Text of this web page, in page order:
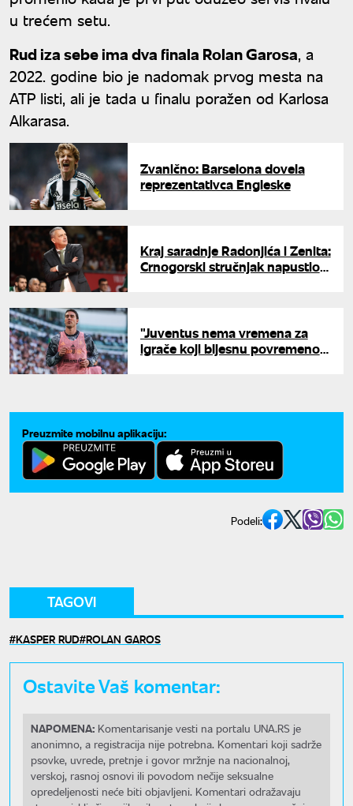
u trećem setu.
Rud iza sebe ima dva finala Rolan Garosa, a
2022. godine bio je nadomak prvog mesta na
ATP listi, ali je tada u finalu poražen od Karlosa
Alkarasa.
Zvanično: Barselona dovela
reprezentativca Engleske
Kraj saradnje Radonjića i Zenita:
Crnogorski stručnjak napustio
"Juventus nema vremena za
igrače koji bljesnu povremeno":
Preuzmite mobilnu aplikaciju:
Podeli:
TAGOVI
KASPER RUD ROLAN GAROS
Ostavite Vaš komentar:
NAPOMENA: Komentarisanje vesti na portalu UNA.RS je
anonimno, a registracija nije potrebna. Komentari koji sadrže
psovke, uvrede, pretnje i govor mržnje na nacionalnoj,
verskoj, rasnoj osnovi ili povodom nečije seksualne
opredeljenosti neće biti objavljeni. Komentari odražavaju